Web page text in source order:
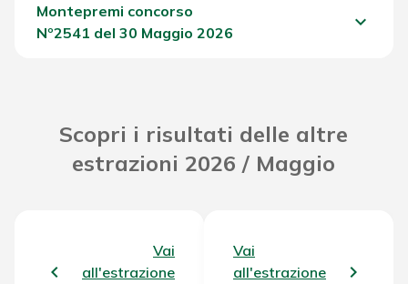
Montepremi concorso
Nº2541 del 30 Maggio 2026
keyboard_arrow_down
Scopri i risultati delle altre
estrazioni 2026 / Maggio
Vai
all'estrazione
Vai
all'estrazione